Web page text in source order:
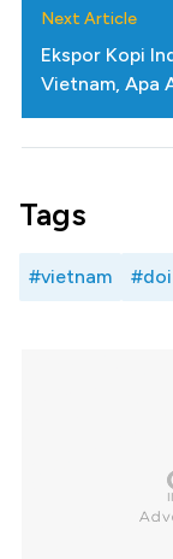
Next Article
Ekspor Kopi
Vietnam, Apa
Tags
#vietnam